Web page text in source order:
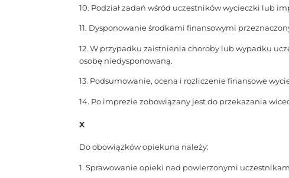
10. Podział zadań wśród uczestników wycieczki lub
11. Dysponowanie środkami finansowymi
12. W przypadku zaistnienia choroby lub wypadku
osobę niedysponowaną.
13. Podsumowanie, ocena i rozliczenie finansowe
14. Po imprezie zobowiązany jest do przekazania
X
Do obowiązków opiekuna należy:
1. Sprawowanie opieki nad powierzonymi